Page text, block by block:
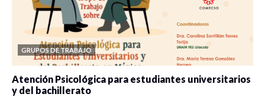
GRUPOS DE TRABAJO
Atención Psicológica para estudiantes universitarios
y del bachillerato